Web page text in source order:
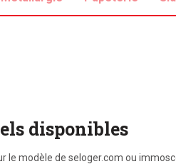
disponibles
le modèle de seloger.com ou